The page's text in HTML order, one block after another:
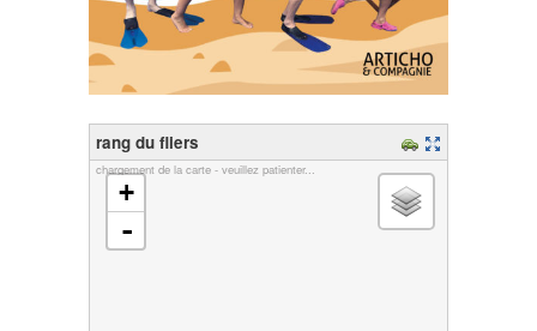
rang du fliers
chargement de la carte - veuillez patienter...
+
-